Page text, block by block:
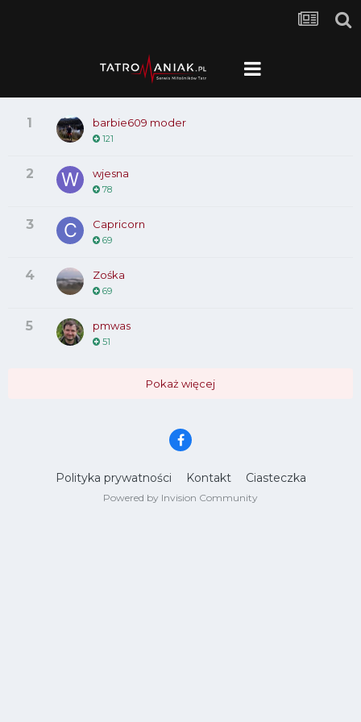
1 barbie609 moder
121
2 wjesna
78
3 Capricorn
69
4 Zośka
69
5 pmwas
51
Pokaż więcej
Polityka prywatności Kontakt Ciasteczka
Powered by Invision Community